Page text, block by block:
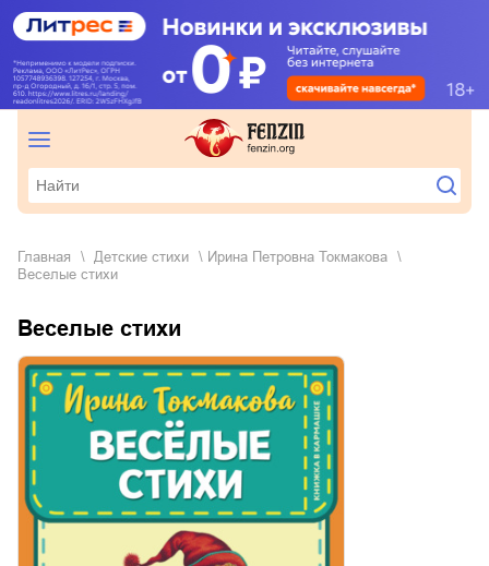
Главная детские стихи
Ирина Петровна Токмакова
Веселые стихи
Веселые стихи